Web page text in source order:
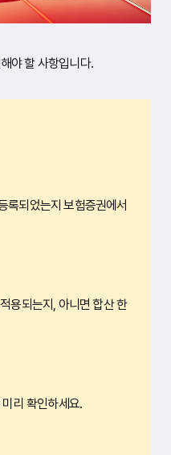
야 할 사항입니다.
록되었는지 보험증권에서
용되는지, 아니면 합산 한
리 확인하세요.